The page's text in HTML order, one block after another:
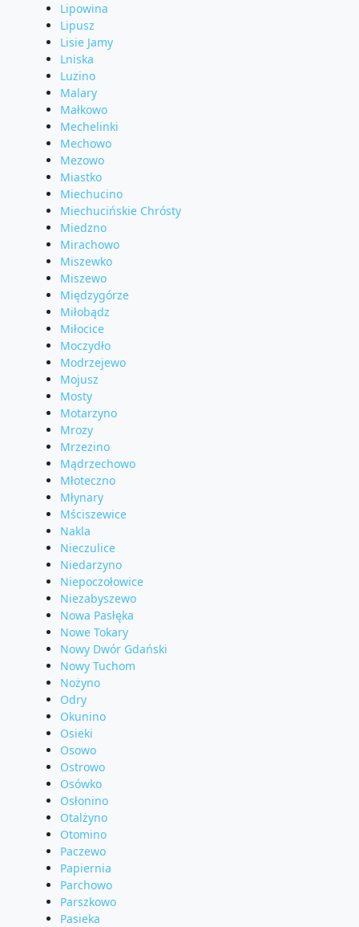
Lipowina
Lipusz
Lisie Jamy
Lniska
Luzino
Malary
Małkowo
Mechelinki
Mechowo
Mezowo
Miastko
Miechucino
Miechucińskie Chrósty
Miedzno
Mirachowo
Miszewko
Miszewo
Międzygórze
Miłobądz
Miłocice
Moczydło
Modrzejewo
Mojusz
Mosty
Motarzyno
Mrozy
Mrzezino
Mądrzechowo
Młoteczno
Młynary
Mściszewice
Nakla
Nieczulice
Niedarzyno
Niepoczołowice
Niezabyszewo
Nowa Pasłęka
Nowe Tokary
Nowy Dwór Gdański
Nowy Tuchom
Nożyno
Odry
Okunino
Osieki
Osowo
Ostrowo
Osówko
Osłonino
Otalżyno
Otomino
Paczewo
Papiernia
Parchowo
Parszkowo
Pasieka